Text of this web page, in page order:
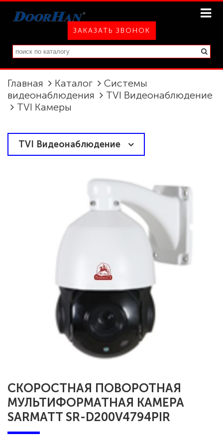
ЗАКАЗАТЬ ЗВОНОК
Главная Каталог
Системы
видеонаблюдения
TVI Видеонаблюдение
TVI Камеры
TVI Видеонаблюдение
СКОРОСТНАЯ ПОВОРОТНАЯ
МУЛЬТИФОРМАТНАЯ КАМЕРА
SARMATT SR-D200V4794PIR